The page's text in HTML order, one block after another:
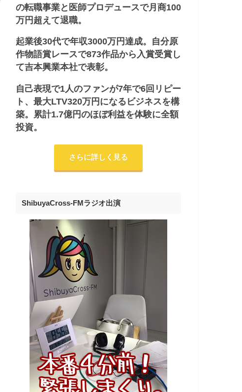
の転職事業と医師プロデュースで月商100
万円超えて退職。
起業後30代で年収3000万円達成。自分原
作物語賞レースで873作品から入賞受賞し
て吉本興業本社で表彰。
自己表現で1人のファンが7年で6回リピー
ト、最大LTV320万円になるビジネスを構
築。累計1.7億円のほぼ利益を体験に全額
投資。
さらに詳しく見る
ShibuyaCross-FMラジオ出演